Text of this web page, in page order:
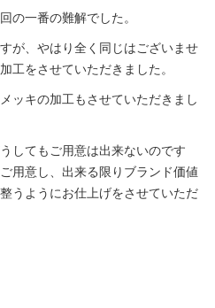
の一番の難解でした。
が、やはり全く同じはございませ
工をさせていただきました。
ッキの加工もさせていただきまし
してもご用意は出来ないのです
用意し、出来る限りブランド価値
うようにお仕上げをさせていただ